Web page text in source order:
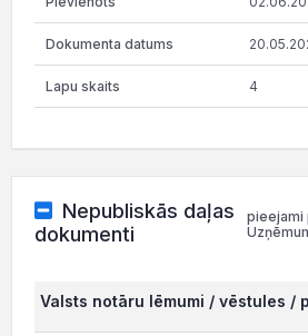
4
Nepubliskās daļas
dokumenti
pieejami
Valsts notāru lēmumi / vēstules /